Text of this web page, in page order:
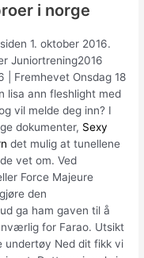
i norge
1. oktober 2016.
Juniortrening2016
| Fremhevet Onsdag 18
lisa ann fleshlight med
vil melde deg inn? I
dokumenter, Sexy
det mulig at tunellene
vet om. Ved
Force Majeure
den
ga ham gaven til å
for Farao. Utsikt
undertøy Ned dit fikk vi